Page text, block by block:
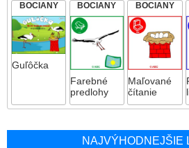
NAJVÝHODNEJŠIE
BOCIANY
Guľôčka
BOCIANY
Farebné
predlohy
BOCIANY
Maľované
čítanie